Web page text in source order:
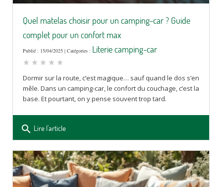
Quel matelas choisir pour un camping-car ? Guide
complet pour un confort max
Publié : 15/04/2025 | Catégories : Literie camping-car
star star star star star
Dormir sur la route, c’est magique… sauf quand le dos s’en
mêle. Dans un camping-car, le confort du couchage, c’est la
base. Et pourtant, on y pense souvent trop tard.
search Lire l'article